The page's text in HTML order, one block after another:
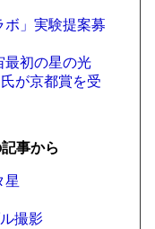
ボ」実験提案募
最初の星の光
が京都賞を受
事から
星
撮影